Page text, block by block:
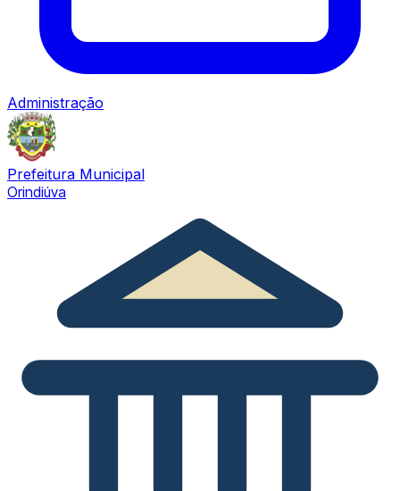
Administração
Prefeitura Municipal
Orindiúva